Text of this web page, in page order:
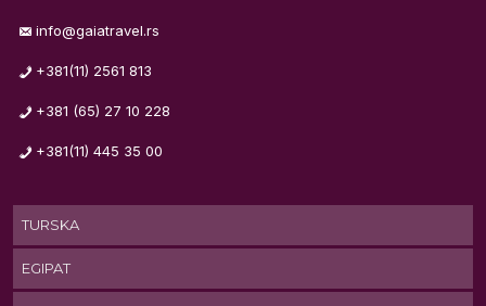
info@gaiatravel.rs
+381(11) 2561 813
+381 (65) 27 10 228
+381(11) 445 35 00
TURSKA
EGIPAT